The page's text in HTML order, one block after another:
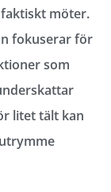
möter.
fokuserar för
som
litet tält kan